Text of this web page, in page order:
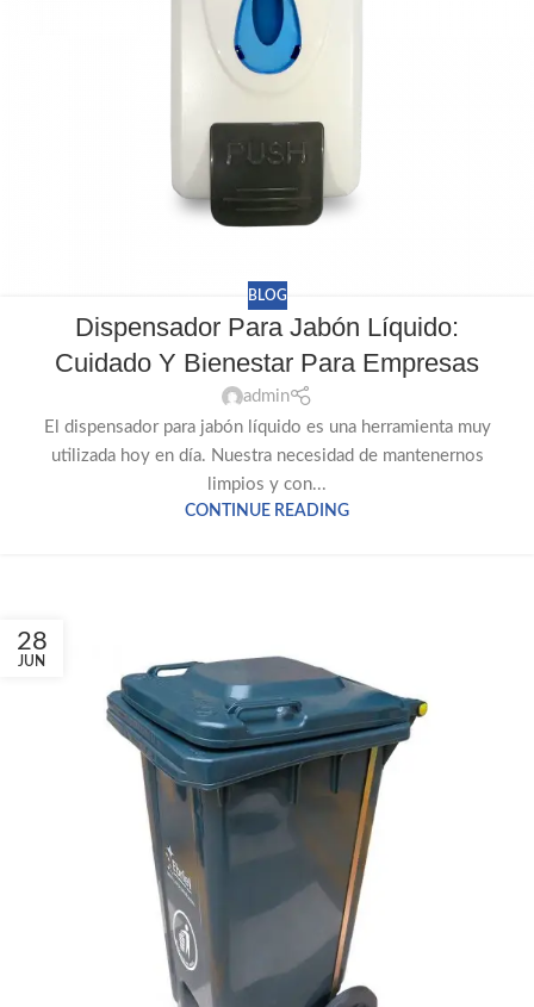
BLOG
Dispensador Para Jabón Líquido:
Cuidado Y Bienestar Para Empresas
admin
El dispensador para jabón líquido es una herramienta muy
utilizada hoy en día. Nuestra necesidad de mantenernos
limpios y con...
CONTINUE READING
28
JUN